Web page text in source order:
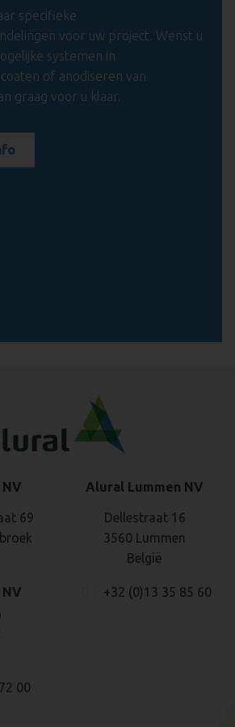
specifieke
voor uw project. Wenst u
systemen in
of anodiseren van
graag voor u klaar.
69
00
Alural Lummen NV
Dellestraat 16
3560 Lummen
België
+32 (0)13 35 85 60